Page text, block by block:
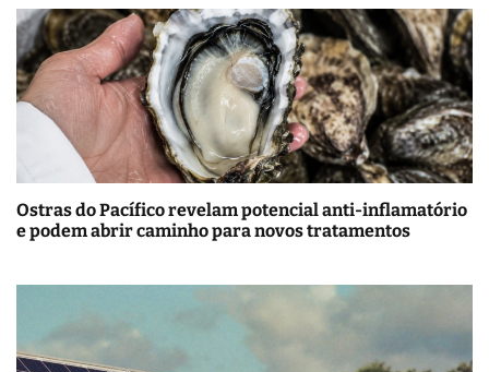
Ostras do Pacífico revelam potencial anti-inflamatório
e podem abrir caminho para novos tratamentos